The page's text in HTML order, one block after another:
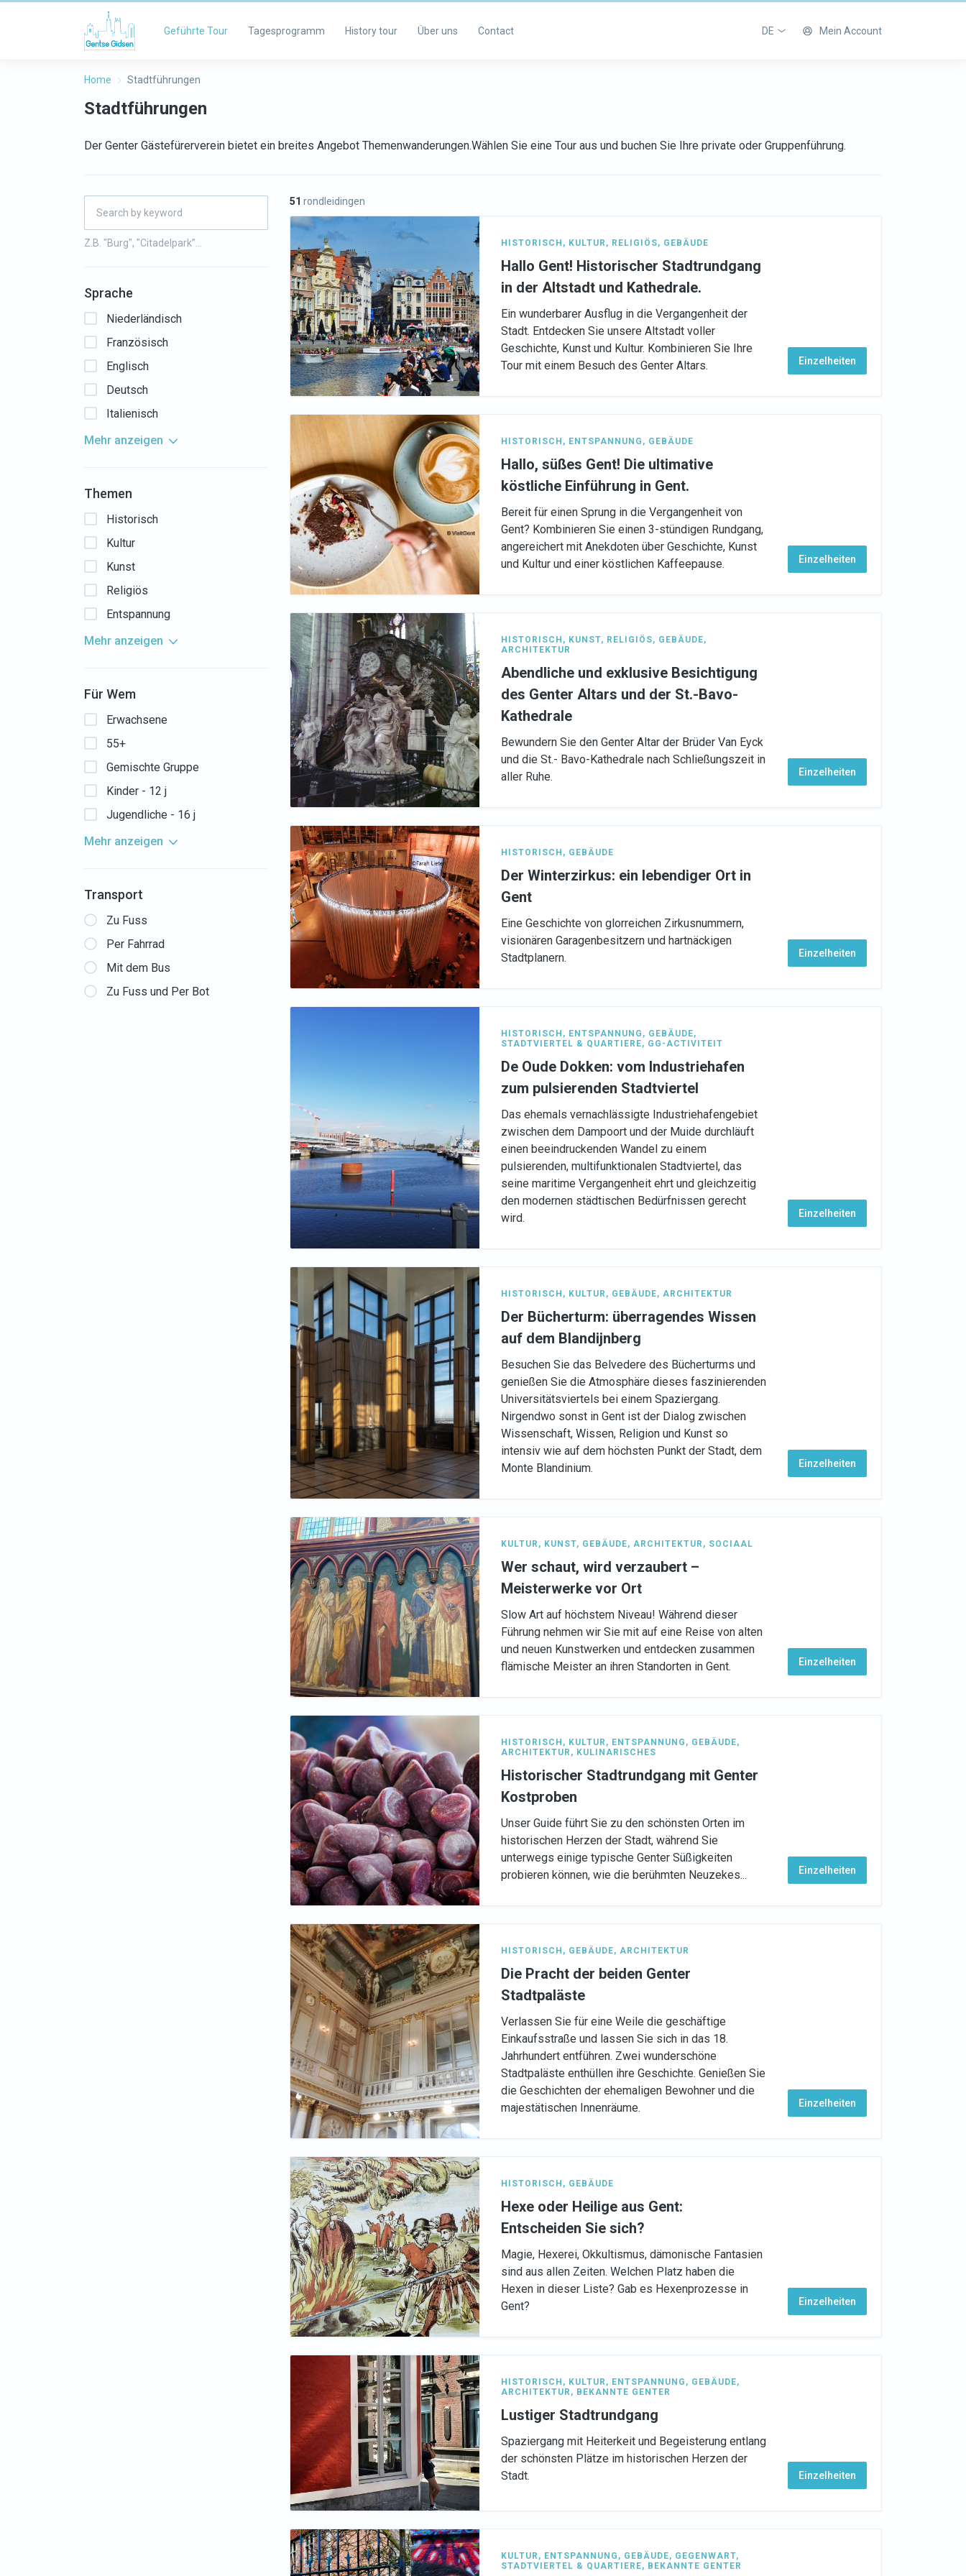
Geführte Tour Tagesprogramm History tour Über uns Contact DE Mein Account
Home Stadtführungen
Stadtführungen
Der Genter Gästefürerverein bietet ein breites Angebot Themenwanderungen.Wählen Sie eine Tour aus und buchen Sie Ihre private oder Gruppenführung.
Z.B. "Burg", "Citadelpark”…
Sprache
Niederländisch
Französisch
Englisch
Deutsch
Italienisch
Mehr anzeigen
Themen
Historisch
Kultur
Kunst
Religiös
Entspannung
Mehr anzeigen
Für Wem
Erwachsene
55+
Gemischte Gruppe
Kinder - 12 j
Jugendliche - 16 j
Mehr anzeigen
Transport
Zu Fuss
Per Fahrrad
Mit dem Bus
Zu Fuss und Per Bot
51 rondleidingen
HISTORISCH , KULTUR , RELIGIÖS, GEBÄUDE
Hallo Gent! Historischer Stadtrundgang
in der Altstadt und Kathedrale.
Ein wunderbarer Ausflug in die Vergangenheit der
Stadt. Entdecken Sie unsere Altstadt voller
Geschichte, Kunst und Kultur. Kombinieren Sie Ihre
Tour mit einem Besuch des Genter Altars.
Einzelheiten
HISTORISCH , ENTSPANNUNG , GEBÄUDE
Hallo, süßes Gent! Die ultimative
köstliche Einführung in Gent.
Bereit für einen Sprung in die Vergangenheit von
Gent? Kombinieren Sie einen 3-stündigen Rundgang,
angereichert mit Anekdoten über Geschichte, Kunst
und Kultur und einer köstlichen Kaffeepause.
Einzelheiten
HISTORISCH , KUNST, RELIGIÖS, GEBÄUDE,
ARCHITEKTUR
Abendliche und exklusive Besichtigung
des Genter Altars und der St.-Bavo-
Kathedrale
Bewundern Sie den Genter Altar der Brüder Van Eyck
und die St.- Bavo-Kathedrale nach Schließungszeit in
aller Ruhe.
Einzelheiten
HISTORISCH , GEBÄUDE
Der Winterzirkus: ein lebendiger Ort in
Gent
Eine Geschichte von glorreichen Zirkusnummern,
visionären Garagenbesitzern und hartnäckigen
Stadtplanern.
Einzelheiten
HISTORISCH , ENTSPANNUNG , GEBÄUDE,
STADTVIERTEL & QUARTIERE, GG-ACTIVITEIT
De Oude Dokken: vom Industriehafen
zum pulsierenden Stadtviertel
Das ehemals vernachlässigte Industriehafengebiet
zwischen dem Dampoort und der Muide durchläuft
einen beeindruckenden Wandel zu einem
pulsierenden, multifunktionalen Stadtviertel, das
seine maritime Vergangenheit ehrt und gleichzeitig
den modernen städtischen Bedürfnissen gerecht
wird.
Einzelheiten
HISTORISCH , KULTUR , GEBÄUDE, ARCHITEKTUR
Der Bücherturm: überragendes Wissen
auf dem Blandijnberg
Besuchen Sie das Belvedere des Bücherturms und
genießen Sie die Atmosphäre dieses faszinierenden
Universitätsviertels bei einem Spaziergang.
Nirgendwo sonst in Gent ist der Dialog zwischen
Wissenschaft, Wissen, Religion und Kunst so
intensiv wie auf dem höchsten Punkt der Stadt, dem
Monte Blandinium.
Einzelheiten
KULTUR , KUNST, GEBÄUDE, ARCHITEKTUR , SOCIAAL
Wer schaut, wird verzaubert –
Meisterwerke vor Ort
Slow Art auf höchstem Niveau! Während dieser
Führung nehmen wir Sie mit auf eine Reise von alten
und neuen Kunstwerken und entdecken zusammen
flämische Meister an ihren Standorten in Gent.
Einzelheiten
HISTORISCH , KULTUR , ENTSPANNUNG , GEBÄUDE,
ARCHITEKTUR , KULINARISCHES
Historischer Stadtrundgang mit Genter
Kostproben
Unser Guide führt Sie zu den schönsten Orten im
historischen Herzen der Stadt, während Sie
unterwegs einige typische Genter Süßigkeiten
probieren können, wie die berühmten Neuzekes...
Einzelheiten
HISTORISCH , GEBÄUDE, ARCHITEKTUR
Die Pracht der beiden Genter
Stadtpaläste
Verlassen Sie für eine Weile die geschäftige
Einkaufsstraße und lassen Sie sich in das 18.
Jahrhundert entführen. Zwei wunderschöne
Stadtpaläste enthüllen ihre Geschichte. Genießen Sie
die Geschichten der ehemaligen Bewohner und die
majestätischen Innenräume.
Einzelheiten
HISTORISCH , GEBÄUDE
Hexe oder Heilige aus Gent:
Entscheiden Sie sich?
Magie, Hexerei, Okkultismus, dämonische Fantasien
sind aus allen Zeiten. Welchen Platz haben die
Hexen in dieser Liste? Gab es Hexenprozesse in
Gent?
Einzelheiten
HISTORISCH , KULTUR , ENTSPANNUNG , GEBÄUDE,
ARCHITEKTUR , BEKANNTE GENTER
Lustiger Stadtrundgang
Spaziergang mit Heiterkeit und Begeisterung entlang
der schönsten Plätze im historischen Herzen der
Stadt.
Einzelheiten
KULTUR , ENTSPANNUNG , GEBÄUDE, GEGENWART,
STADTVIERTEL & QUARTIERE, BEKANNTE GENTER